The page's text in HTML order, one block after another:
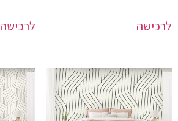
לרכישה לרכישה